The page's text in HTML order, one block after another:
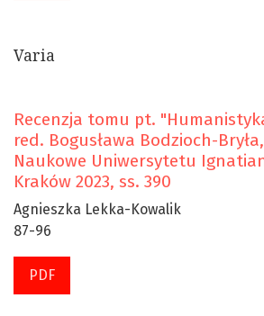
Varia
Recenzja tomu pt.
red. Bogusława Bodzioch-
Naukowe Uniwersytetu
Kraków 2023, ss. 390
Agnieszka Lekka-Kowalik
87-96
PDF